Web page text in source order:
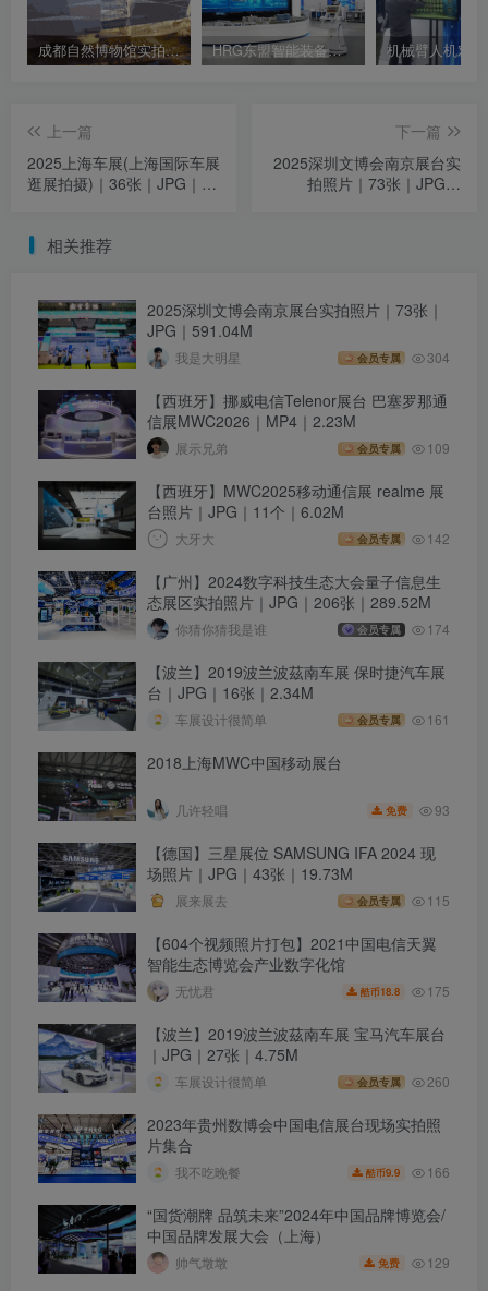
成都自然博物馆实拍照片｜JPG+PNG+GIF｜146张｜113.37M HRG东盟智能装备制造产业基地展厅
上一篇
2025上海车展(上海国际车展
逛展拍摄)｜36张｜JPG｜
下一篇
2025深圳文博会南京展台实
拍照片｜73张｜JPG｜
相关推荐
2025深圳文博会南京展台实拍照片｜73张｜
JPG｜591.04M
我是大明星 会员专属 304
【西班牙】挪威电信Telenor展台 巴塞罗那通
信展MWC2026｜MP4｜2.23M
展示兄弟 会员专属 109
【西班牙】MWC2025移动通信展 realme 展
台照片｜JPG｜11个｜6.02M
大牙大 会员专属 142
【广州】2024数字科技生态大会量子信息生
态展区实拍照片｜JPG｜206张｜289.52M
你猜你猜我是谁 会员专属 174
【波兰】2019波兰波茲南车展 保时捷汽车展
台｜JPG｜16张｜2.34M
车展设计很简单 会员专属 161
2018上海MWC中国移动展台
几许轻唱 免费 93
【德国】三星展位 SAMSUNG IFA 2024 现
场照片｜JPG｜43张｜19.73M
展来展去 会员专属 115
【604个视频照片打包】2021中国电信天翼
智能生态博览会产业数字化馆
无忧君 酷币18.8 175
【波兰】2019波兰波茲南车展 宝马汽车展台
｜JPG｜27张｜4.75M
车展设计很简单 会员专属 260
2023年贵州数博会中国电信展台现场实拍照
片集合
我不吃晚餐 酷币9.9 166
“国货潮牌 品筑未来”2024年中国品牌博览会/
中国品牌发展大会（上海）
帅气墩墩 免费 129